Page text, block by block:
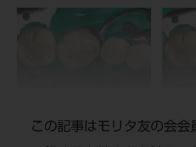
この記事はモリタ友の会会